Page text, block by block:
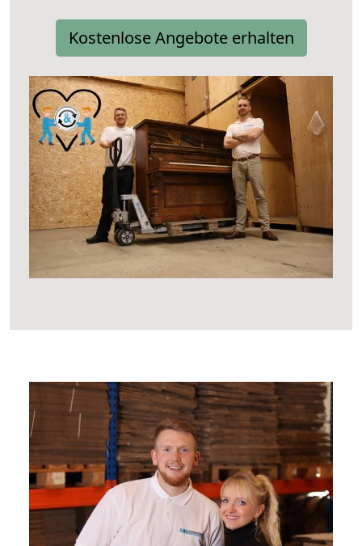
Kostenlose Angebote erhalten